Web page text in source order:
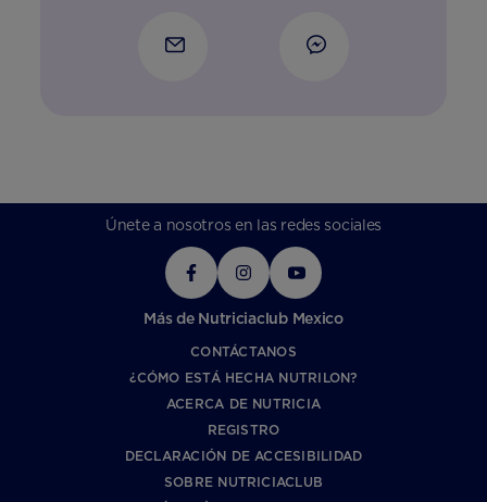
Únete a nosotros en las redes sociales
Más de Nutriciaclub Mexico
CONTÁCTANOS
¿CÓMO ESTÁ HECHA NUTRILON?
ACERCA DE NUTRICIA
REGISTRO
DECLARACIÓN DE ACCESIBILIDAD
SOBRE NUTRICIACLUB